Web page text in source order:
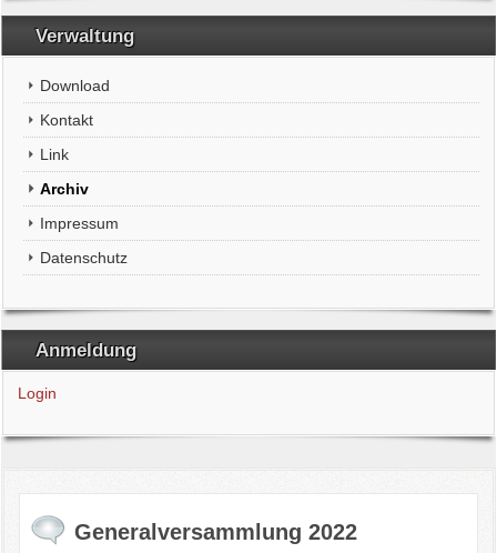
Verwaltung
Download
Kontakt
Link
Archiv
Impressum
Datenschutz
Anmeldung
Login
Generalversammlung 2022